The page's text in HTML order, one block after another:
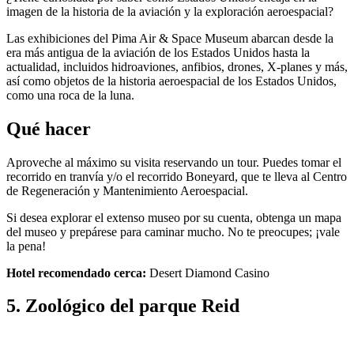
imagen de la historia de la aviación y la exploración aeroespacial?
Las exhibiciones del Pima Air & Space Museum abarcan desde la
era más antigua de la aviación de los Estados Unidos hasta la
actualidad, incluidos hidroaviones, anfibios, drones, X-planes y más,
así como objetos de la historia aeroespacial de los Estados Unidos,
como una roca de la luna.
Qué hacer
Aproveche al máximo su visita reservando un tour. Puedes tomar el
recorrido en tranvía y/o el recorrido Boneyard, que te lleva al Centro
de Regeneración y Mantenimiento Aeroespacial.
Si desea explorar el extenso museo por su cuenta, obtenga un mapa
del museo y prepárese para caminar mucho. No te preocupes; ¡vale
la pena!
Hotel recomendado cerca: Desert Diamond Casino
5. Zoológico del parque Reid